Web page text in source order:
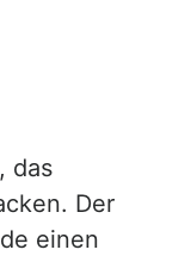
, das
Der
einen